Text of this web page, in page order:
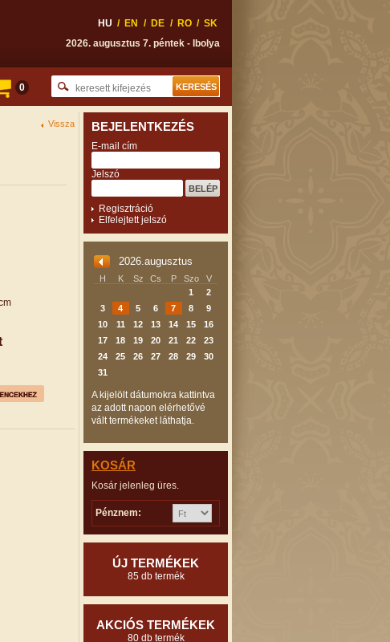
HU / EN / DE / RO / SK
2026. augusztus 7. péntek - Ibolya
0
Vissza BEJELENTKEZÉS
E-mail cím
Jelszó
Regisztráció
Elfelejtett jelszó
2026.augusztus
H K Sz Cs P Szo
V
1
2
3
4 5 6 7 8
9
10
11 12 13 14 15
16
17
18 19 20 21 22
23
24
25 26 27 28 29
30
31
A kijelölt dátumokra kattintva
az adott napon elérhetővé
vált termékeket láthatja.
KOSÁR
Kosár jelenleg üres.
Pénznem:
ÚJ TERMÉKEK
85 db termék
AKCIÓS TERMÉKEK
80 db termék